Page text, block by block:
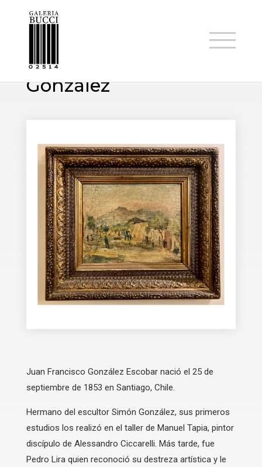
ARTISTAS
Juan Francisco
González
Juan Francisco González Escobar nació el 25 de
septiembre de 1853 en Santiago, Chile.
Hermano del escultor Simón González, sus primeros
estudios los realizó en el taller de Manuel Tapia, pintor
discípulo de Alessandro Ciccarelli. Más tarde, fue
Pedro Lira quien reconoció su destreza artística y le